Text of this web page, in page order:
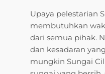
Upaya pelestarian
membutuhkan
dari semua pihak.
dan kesadaran
mungkin Sungai